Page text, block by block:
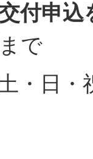
付申込
まで
・日